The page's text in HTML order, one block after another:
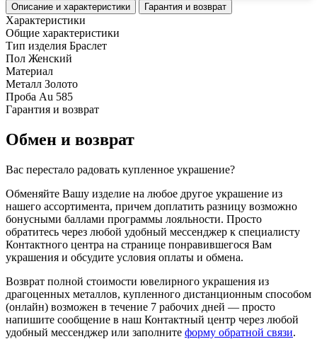
Описание и характеристики Гарантия и возврат
Характеристики
Общие характеристики
Тип изделия Браслет
Пол Женский
Материал
Металл Золото
Проба Au 585
Гарантия и возврат
Обмен и возврат
Вас перестало радовать купленное украшение?
Обменяйте Вашу изделие на любое другое украшение из
нашего ассортимента, причем доплатить разницу возможно
бонусными баллами программы лояльности. Просто
обратитесь через любой удобный мессенджер к специалисту
Контактного центра на странице понравившегося Вам
украшения и обсудите условия оплаты и обмена.
Возврат полной стоимости ювелирного украшения из
драгоценных металлов, купленного дистанционным способом
(онлайн) возможен в течение 7 рабочих дней — просто
напишите сообщение в наш Контактный центр через любой
удобный мессенджер или заполните форму обратной связи.